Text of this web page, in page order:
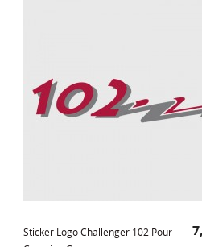
Sticker Logo Challenger 102 Pour